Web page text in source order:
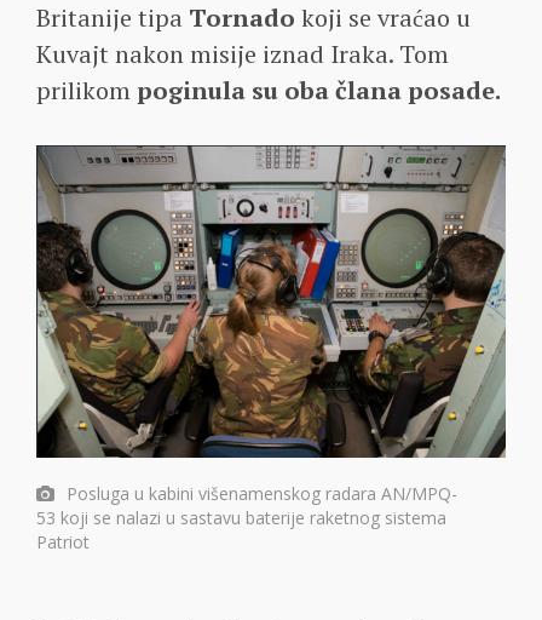
Britanije tipa Tornado koji se vraćao u
Kuvajt nakon misije iznad Iraka. Tom
prilikompoginula su oba člana posade.
Posluga u kabini višenamenskog radara AN/MPQ-
53 koji se nalazi u sastavu baterije raketnog sistema
Patriot